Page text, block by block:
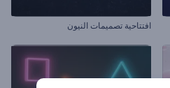
افتتاحية تصميمات النيون